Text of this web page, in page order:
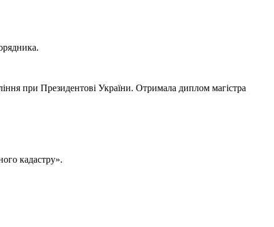
при Президентові України. Отримала диплом магістра
кадастру».